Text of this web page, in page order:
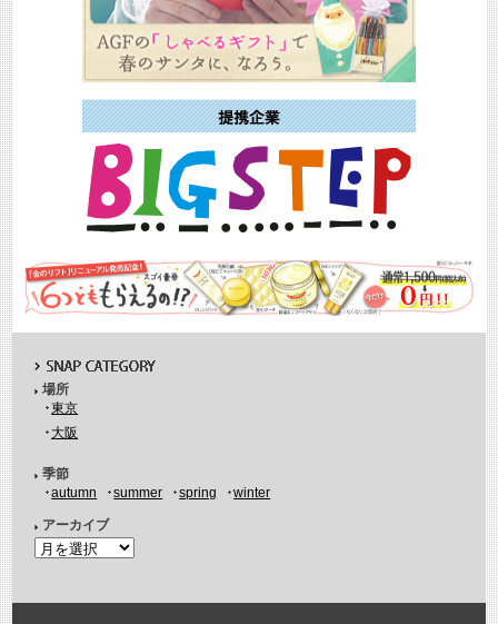
場所
東京
大阪
季節
autumn
summer spring winter
アーカイブ